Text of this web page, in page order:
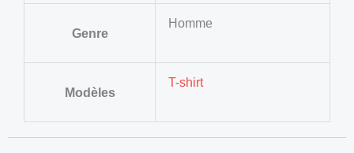
Genre
Homme
Modèles
T-shirt